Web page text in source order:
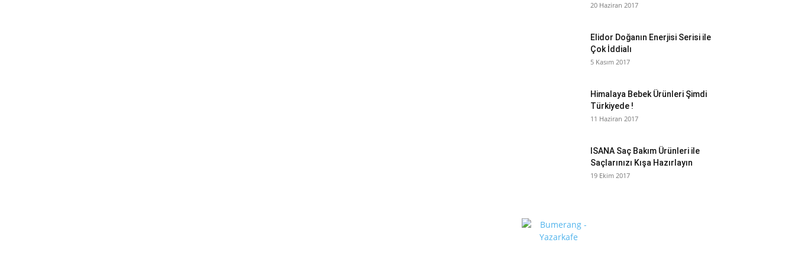
20 Haziran 2017
Elidor Doğanın Enerjisi Serisi ile
Çok İddialı
5 Kasım 2017
Himalaya Bebek Ürünleri Şimdi
Türkiyede !
11 Haziran 2017
ISANA Saç Bakım Ürünleri ile
Saçlarınızı Kışa Hazırlayın
19 Ekim 2017